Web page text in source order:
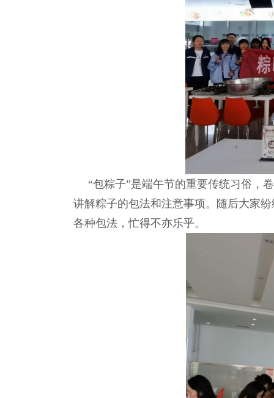
“包粽子”是端午节的重要传统习俗
讲解粽子的包法和注意事项。随后大家
各种包法，忙得不亦乐乎。